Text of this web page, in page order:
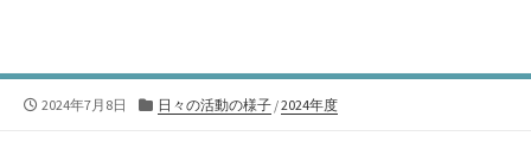
公
2024年7月8日
カ
日々の活動の様子/2024年度